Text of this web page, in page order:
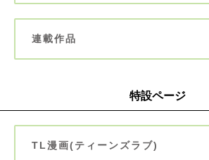
連載作品
特設ページ
TL漫画(ティーンズラブ)